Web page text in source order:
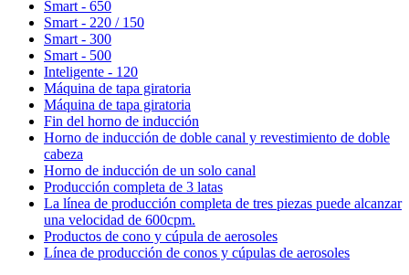
Smart - 650
Smart - 220 / 150
Smart - 300
Smart - 500
Inteligente - 120
Máquina de tapa giratoria
Máquina de tapa giratoria
Fin del horno de inducción
Horno de inducción de doble canal y revestimiento de doble
cabeza
Horno de inducción de un solo canal
Producción completa de 3 latas
La línea de producción completa de tres piezas puede alcanzar
una velocidad de 600cpm.
Productos de cono y cúpula de aerosoles
Línea de producción de conos y cúpulas de aerosoles